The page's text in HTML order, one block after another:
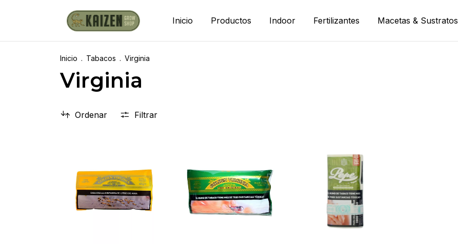
Inicio Productos Indoor Fertilizantes Macetas & Sustratos
Inicio . Tabacos . Virginia
Virginia
Ordenar Filtrar